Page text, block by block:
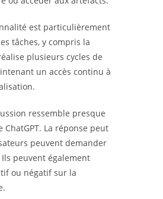
est particulièrement
tâches, y compris la
plusieurs cycles de
un accès continu à
ressemble presque
La réponse peut
peuvent demander
peuvent également
ou négatif sur la